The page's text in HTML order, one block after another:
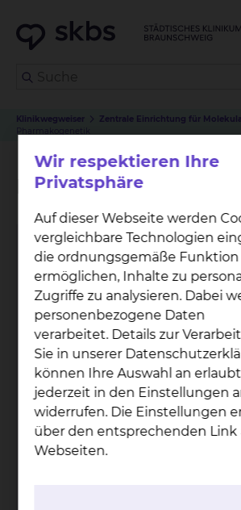
Klinikwegweiser
Zentrale Einrichtung für
Pharmakogenetik
Pharmakogenetik
Zen­tra­le
Mo­le­ku­la­re
Celler Straße 38, 38114
Wir respektieren Ihre
Privatsphäre
Auf dieser Webseite werden
vergleichbare Technologien
die ordnungsgemäße Funktion
ermöglichen, Inhalte zu
Zugriffe zu analysieren. Dabei
personenbezogene Daten
verarbeitet. Details zur
Sie in unserer
können Ihre Auswahl an
jederzeit in den Einstellungen
widerrufen. Die Einstellungen
über den entsprechenden Link
Webseiten.